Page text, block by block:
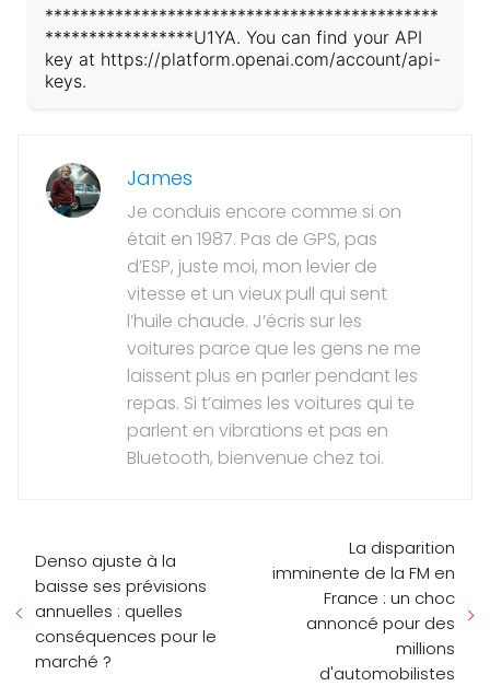
*********************************************
*****************U1YA. You can find your API
key at https://platform.openai.com/account/api-
keys.
James
Je conduis encore comme si on
était en 1987. Pas de GPS, pas
d’ESP, juste moi, mon levier de
vitesse et un vieux pull qui sent
l’huile chaude. J’écris sur les
voitures parce que les gens ne me
laissent plus en parler pendant les
repas. Si t’aimes les voitures qui te
parlent en vibrations et pas en
Bluetooth, bienvenue chez toi.
Denso ajuste à la
baisse ses prévisions
annuelles : quelles
conséquences pour le
marché ?
La disparition
imminente de la FM en
France : un choc
annoncé pour des
millions
d'automobilistes